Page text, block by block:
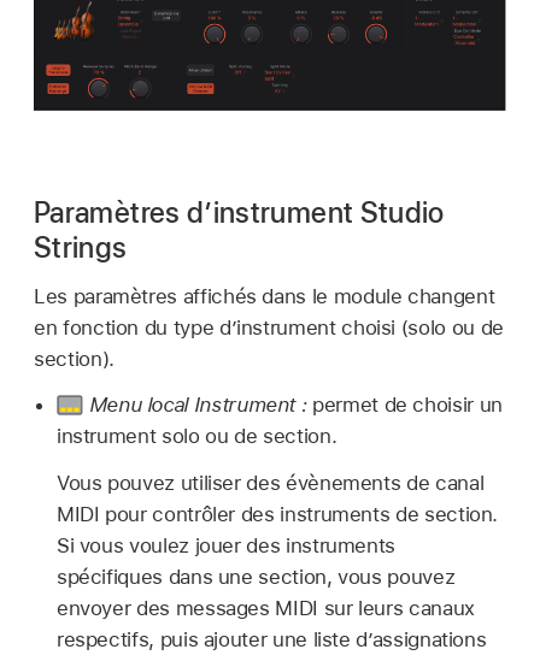
Paramètres d’instrument Studio
Strings
Les paramètres affichés dans le module changent
en fonction du type d’instrument choisi (solo ou de
section).
Menu local Instrument : permet de choisir un
instrument solo ou de section.
Vous pouvez utiliser des évènements de canal
MIDI pour contrôler des instruments de section.
Si vous voulez jouer des instruments
spécifiques dans une section, vous pouvez
envoyer des messages MIDI sur leurs canaux
respectifs, puis ajouter une liste d’assignations